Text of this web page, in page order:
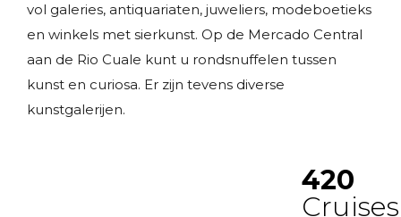
vol galeries, antiquariaten, juweliers, modeboetieks
en winkels met sierkunst. Op de Mercado Central
aan de Rio Cuale kunt u rondsnuffelen tussen
kunst en curiosa. Er zijn tevens diverse
kunstgalerijen.